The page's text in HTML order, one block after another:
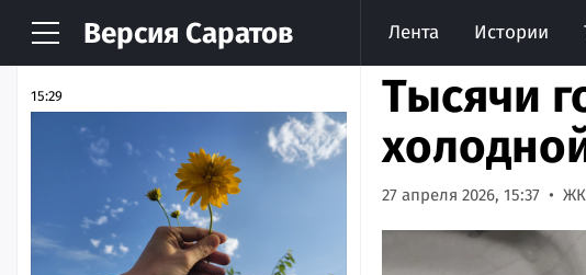
Версия Саратов Лента Истории
НОВОСТИ АРХИВ
15:29
Тысячи
27 апреля 2026, 15:37